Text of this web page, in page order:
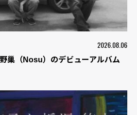
2026.08.06
巢（Nosu）のデビューアルバム